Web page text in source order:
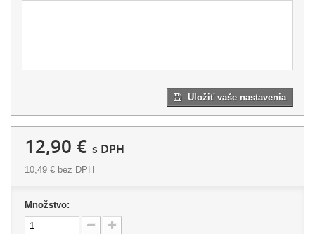
Uložiť vaše nastavenia
12,90 € s DPH
10,49 € bez DPH
Množstvo: